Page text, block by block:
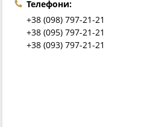
Телефони:
+38 (098) 797-21-21
+38 (095) 797-21-21
+38 (093) 797-21-21